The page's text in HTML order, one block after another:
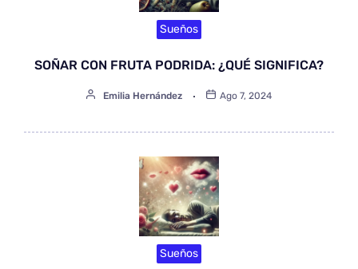
Sueños
SOÑAR CON FRUTA PODRIDA: ¿QUÉ SIGNIFICA?
Emilia Hernández Ago 7, 2024
Sueños